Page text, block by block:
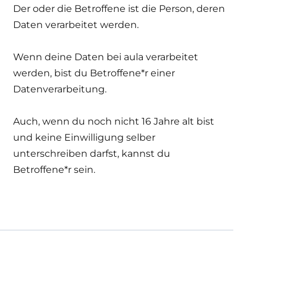
Der oder die Betroffene ist die Person, deren
Daten verarbeitet werden.
Wenn deine Daten bei aula verarbeitet
werden, bist du Betroffene*r einer
Datenverarbeitung.
Auch, wenn du noch nicht 16 Jahre alt bist
und keine Einwilligung selber
unterschreiben darfst, kannst du
Betroffene*r sein.